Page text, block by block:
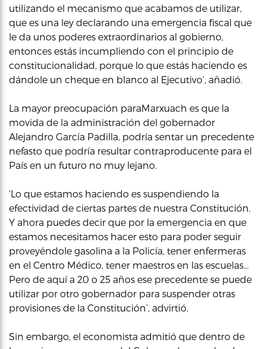
utilizando el mecanismo que acabamos de utilizar,
que es una ley declarando una emergencia fiscal que
le da unos poderes extraordinarios al gobierno,
entonces estás incumpliendo con el principio de
constitucionalidad, porque lo que estás haciendo es
dándole un cheque en blanco al Ejecutivo’, añadió.
La mayor preocupación paraMarxuach es que la
movida de la administración del gobernador
Alejandro García Padilla, podría sentar un precedente
nefasto que podría resultar contraproducente para el
País en un futuro no muy lejano.
‘Lo que estamos haciendo es suspendiendo la
efectividad de ciertas partes de nuestra Constitución.
Y ahora puedes decir que por la emergencia en que
estamos necesitamos hacer esto para poder seguir
proveyéndole gasolina a la Policía, tener enfermeras
en el Centro Médico, tener maestros en las escuelas…
Pero de aquí a 20 o 25 años ese precedente se puede
utilizar por otro gobernador para suspender otras
provisiones de la Constitución’, advirtió.
Sin embargo, el economista admitió que dentro de